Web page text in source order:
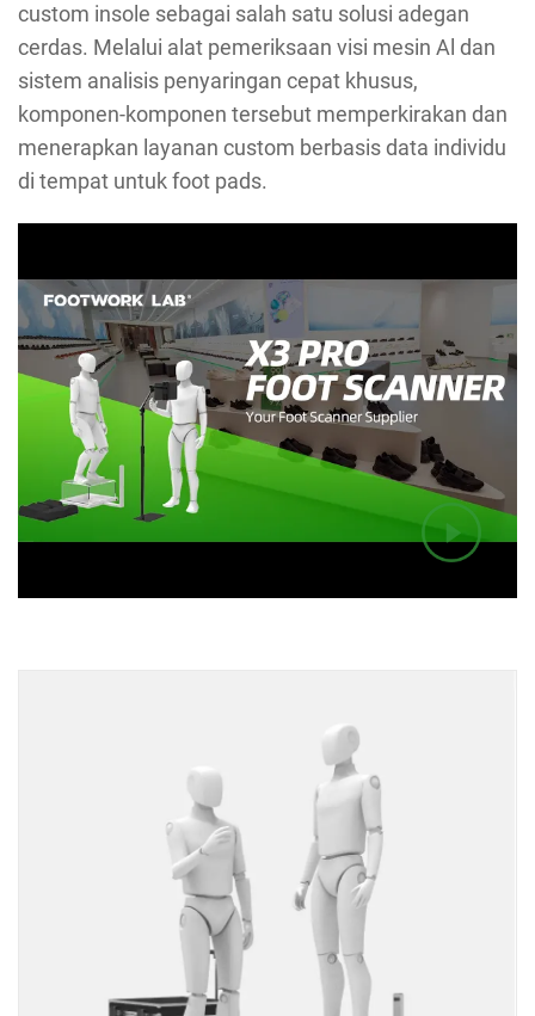
custom insole sebagai salah satu solusi adegan
cerdas. Melalui alat pemeriksaan visi mesin Al dan
sistem analisis penyaringan cepat khusus,
komponen-komponen tersebut memperkirakan dan
menerapkan layanan custom berbasis data individu
di tempat untuk foot pads.